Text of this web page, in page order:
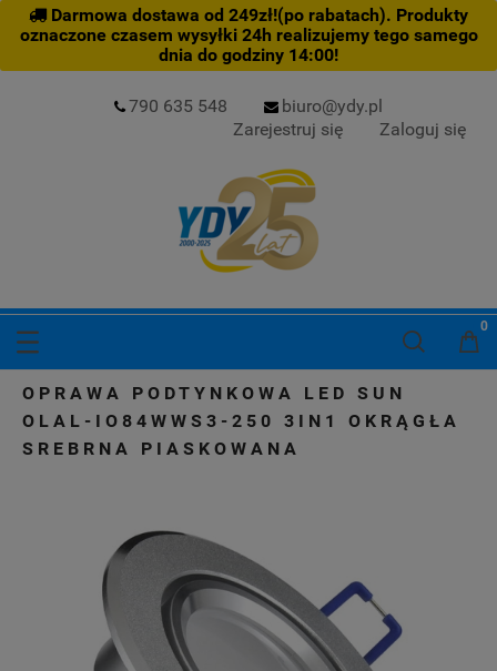
Darmowa dostawa od 249zł!(po rabatach). Produkty
oznaczone czasem wysyłki 24h realizujemy tego samego
dnia do godziny 14:00!
790 635 548
biuro@ydy.pl
Zarejestruj się
Zaloguj się
OPRAWA PODTYNKOWA LED SUN
OLAL-IO84WWS3-250 3IN1 OKRĄGŁA
SREBRNA PIASKOWANA